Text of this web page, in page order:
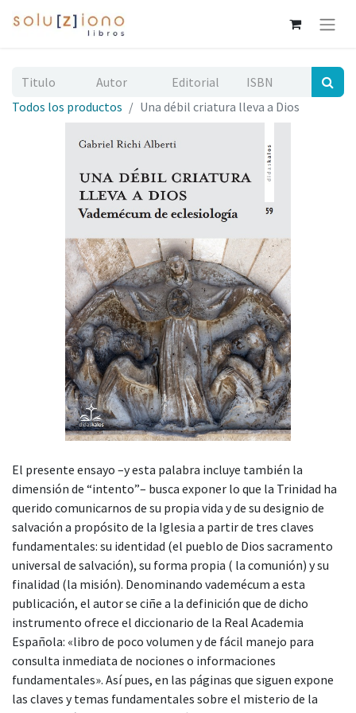
Todos los productos Una débil criatura lleva a Dios
El presente ensayo –y esta palabra incluye también la
dimensión de “intento”– busca exponer lo que la Trinidad ha
querido comunicarnos de su propia vida y de su designio de
salvación a propósito de la Iglesia a partir de tres claves
fundamentales: su identidad (el pueblo de Dios sacramento
universal de salvación), su forma propia ( la comunión) y su
finalidad (la misión). Denominando vademécum a esta
publicación, el autor se ciñe a la definición que de dicho
instrumento ofrece el diccionario de la Real Academia
Española: «libro de poco volumen y de fácil manejo para
consulta inmediata de nociones o informaciones
fundamentales». Así pues, en las páginas que siguen expone
las claves y temas fundamentales sobre el misterio de la